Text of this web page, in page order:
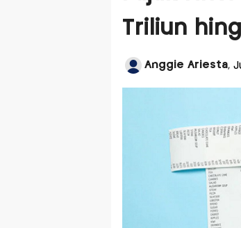
Triliun
Anggie Ariesta,